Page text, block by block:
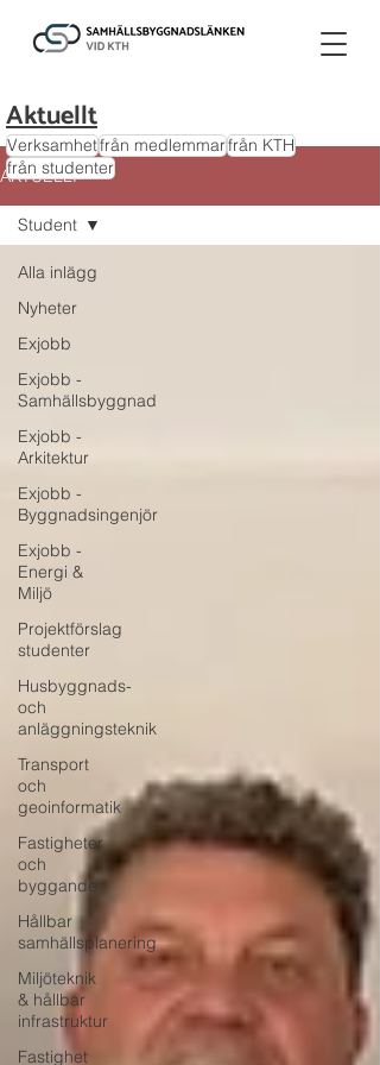
AKTUELLT
Alla inlägg
Nyheter
Exjobb
Exjobb -
Samhällsbyggnad
Exjobb -
Arkitektur
Exjobb -
Byggnadsingenjör
Exjobb -
Energi &
Miljö
Projektförslag
studenter
Husbyggnads-
och
anläggningsteknik
Transport
och
geoinformatik
Fastigheter
och
byggande
Hållbar
samhällsplanering
Miljöteknik
& hållbar
infrastruktur
Fastighet
Student
Verksamhetfrån medlemmarfrån KTH
från studenter
Aktuellt